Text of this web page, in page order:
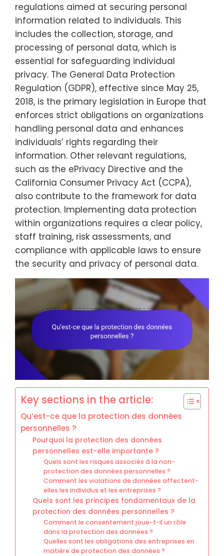
regulations aimed at securing personal
information related to individuals. This
includes the collection, storage, and
processing of personal data, which is
essential for safeguarding individual
privacy. The General Data Protection
Regulation (GDPR), effective since May 25,
2018, is the primary legislation in Europe that
enforces strict obligations on organizations
handling personal data and enhances
individuals’ rights regarding their
information. Other relevant regulations,
such as the ePrivacy Directive and the
California Consumer Privacy Act (CCPA),
also contribute to the framework for data
protection. Implementing data protection
within organizations requires a clear policy,
staff training, risk assessments, and
compliance with applicable laws to ensure
the security and privacy of personal data.
Key sections in the article:
Qu’est-ce que la protection des données
personnelles ?
Pourquoi la protection des données
personnelles est-elle importante ?
Quels sont les risques associés à la non-
protection des données personnelles ?
Comment les violations de données affectent-
elles les individus et les entreprises ?
Quels sont les principes fondamentaux de la
protection des données personnelles ?
Comment le consentement joue-t-il un rôle
dans la protection des données ?
Quelles sont les obligations des entreprises en
matière de protection des données ?